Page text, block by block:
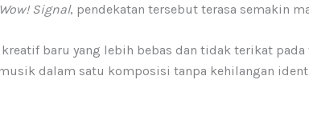
Signal, pendekatan tersebut terasa semakin
baru yang lebih bebas dan tidak terikat
dalam satu komposisi tanpa kehilangan